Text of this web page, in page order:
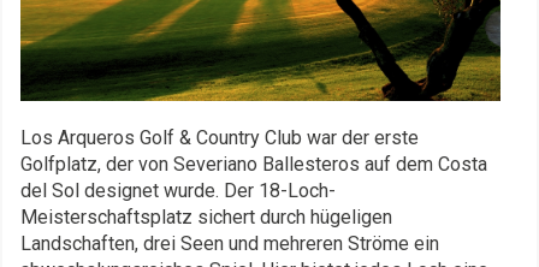
Los Arqueros Golf & Country Club war der erste
Golfplatz, der von Severiano Ballesteros auf dem Costa
del Sol designet wurde. Der 18-Loch-
Meisterschaftsplatz sichert durch hügeligen
Landschaften, drei Seen und mehreren Ströme ein